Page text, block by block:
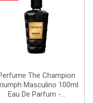
The Champion
Masculino 100ml
Eau De Parfum -...